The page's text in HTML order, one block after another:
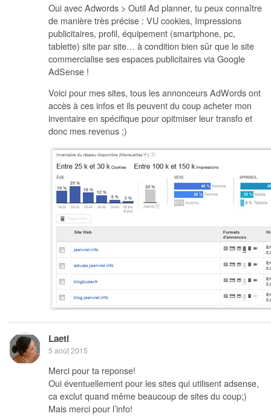
Oui avec Adwords > Outil Ad planner, tu peux connaître
de manière très précise : VU cookies, Impressions
publicitaires, profil, équipement (smartphone, pc,
tablette) site par site… à condition bien sûr que le site
commercialise ses espaces publicitaires via Google
AdSense !
Voici pour mes sites, tous les annonceurs AdWords ont
accès à ces infos et ils peuvent du coup acheter mon
inventaire en spécifique pour opitmiser leur transfo et
donc mes revenus ;)
Laeti
5 août 2015
Merci pour ta reponse!
Oui éventuellement pour les sites qui utilisent adsense,
ca exclut quand même beaucoup de sites du coup;)
Mais merci pour l’info!